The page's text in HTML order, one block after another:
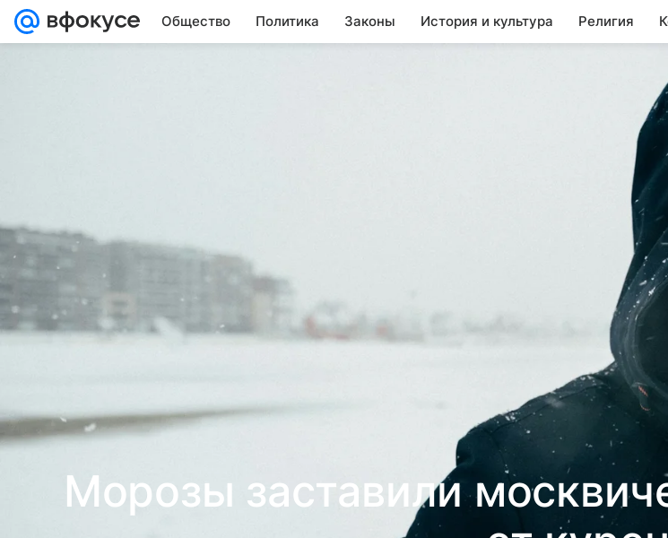
Общество Политика Законы История и культура Религия
Морозы заставили